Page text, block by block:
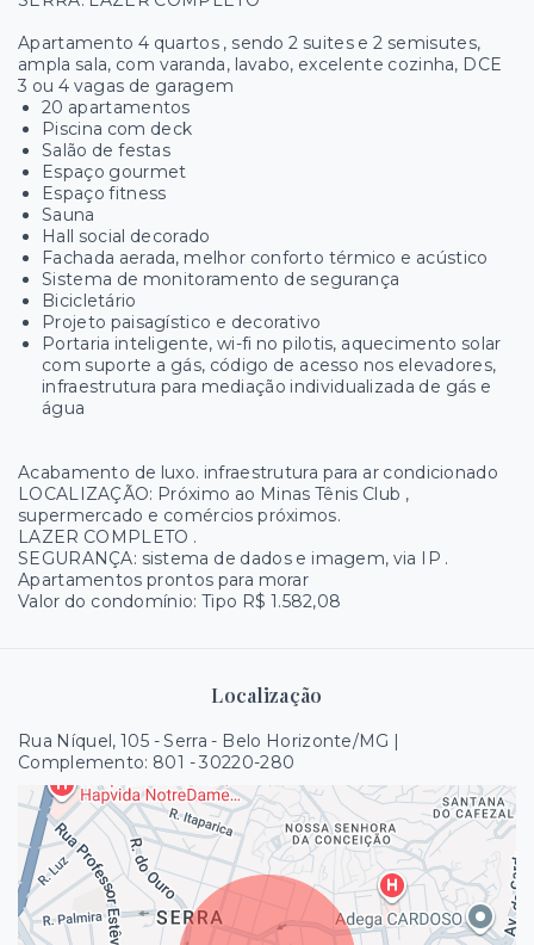
Apartamento 4 quartos , sendo 2 suites e 2 semisutes,
ampla sala, com varanda, lavabo, excelente cozinha, DCE
3 ou 4 vagas de garagem
20 apartamentos
Piscina com deck
Salão de festas
Espaço gourmet
Espaço fitness
Sauna
Hall social decorado
Fachada aerada, melhor conforto térmico e acústico
Sistema de monitoramento de segurança
Bicicletário
Projeto paisagístico e decorativo
Portaria inteligente, wi-fi no pilotis, aquecimento solar
com suporte a gás, código de acesso nos elevadores,
infraestrutura para mediação individualizada de gás e
água
Acabamento de luxo. infraestrutura para ar condicionado
LOCALIZAÇÃO: Próximo ao Minas Tênis Club ,
supermercado e comércios próximos.
LAZER COMPLETO .
SEGURANÇA: sistema de dados e imagem, via IP .
Apartamentos prontos para morar
Valor do condomínio: Tipo R$ 1.582,08
Localização
Rua Níquel, 105 - Serra - Belo Horizonte/MG |
Complemento: 801 - 30220-280